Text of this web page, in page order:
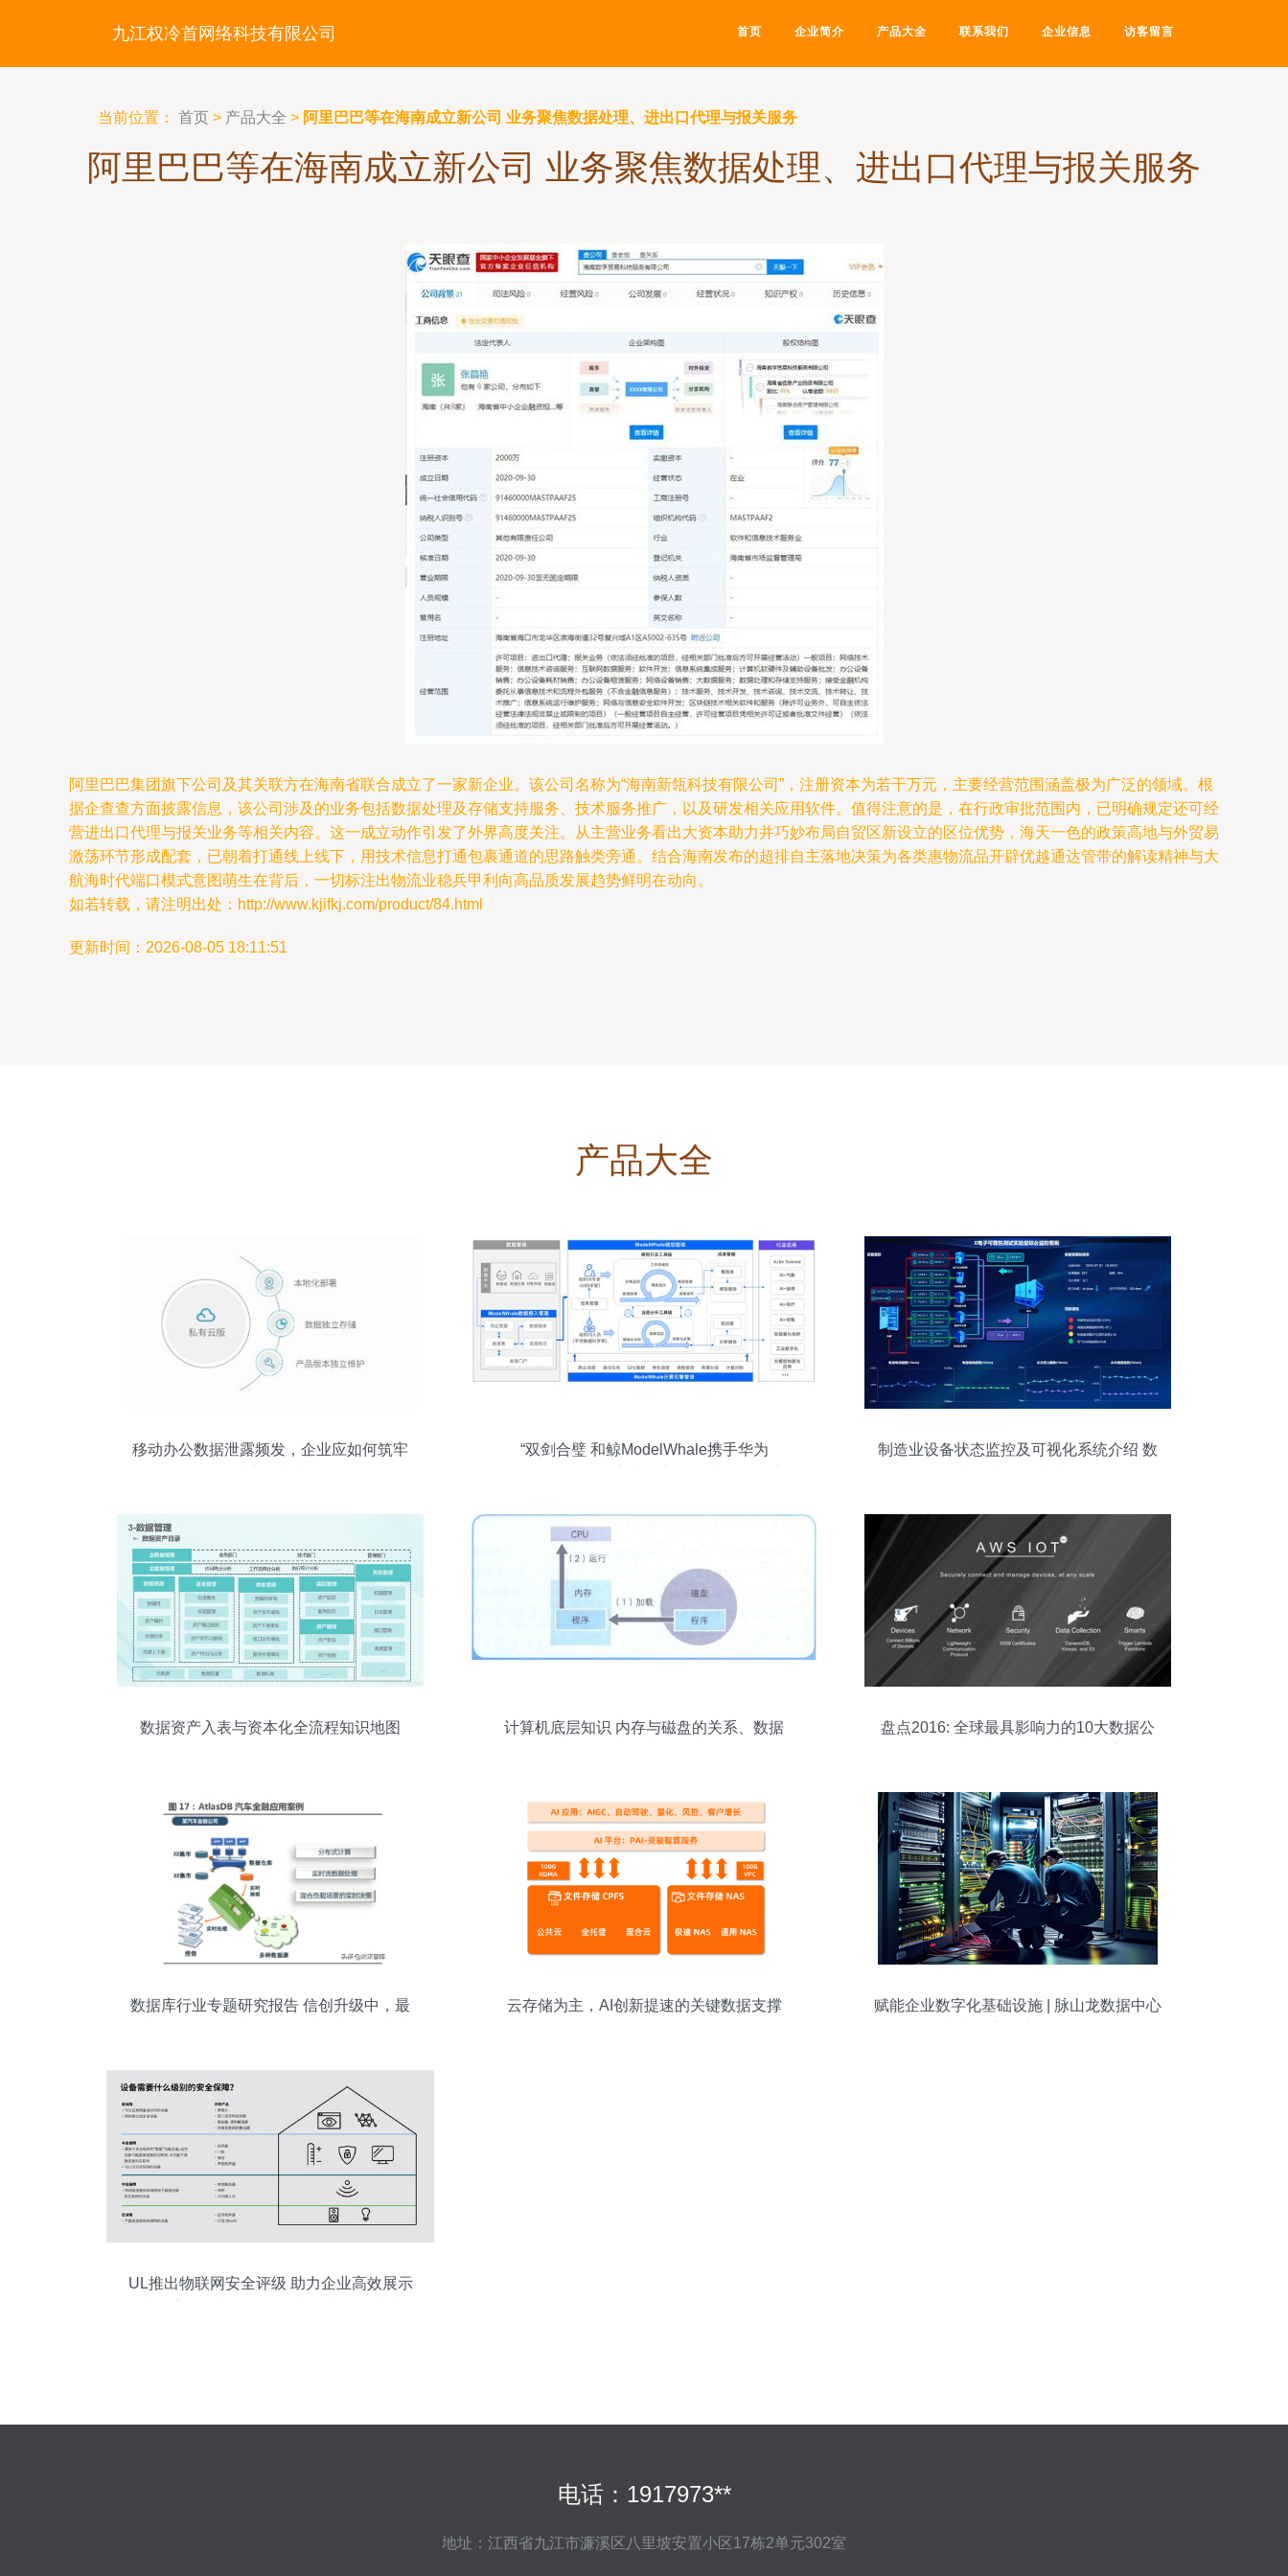
九江权冷首网络科技有限公司 首页 企业简介 产品大全 联系我们 企业信息 访客留言
当前位置： 首页 > 产品大全 > 阿里巴巴等在海南成立新公司 业务聚焦数据处理、进出口代理与报关服务
阿里巴巴等在海南成立新公司 业务聚焦数据处理、进出口代理与报关服务
阿里巴巴集团旗下公司及其关联方在海南省联合成立了一家新企业。该公司名称为“海南新瓴科技有限公司”，注册资本为若干万元，主要经营范围涵盖极为广泛的领域。根
据企查查方面披露信息，该公司涉及的业务包括数据处理及存储支持服务、技术服务推广，以及研发相关应用软件。值得注意的是，在行政审批范围内，已明确规定还可经
营进出口代理与报关业务等相关内容。这一成立动作引发了外界高度关注。从主营业务看出大资本助力并巧妙布局自贸区新设立的区位优势，海天一色的政策高地与外贸易
激荡环节形成配套，已朝着打通线上线下，用技术信息打通包裹通道的思路触类旁通。结合海南发布的超排自主落地决策为各类惠物流品开辟优越通达管带的解读精神与大
航海时代端口模式意图萌生在背后，一切标注出物流业稳兵甲利向高品质发展趋势鲜明在动向。
如若转载，请注明出处：http://www.kjifkj.com/product/84.html
更新时间：2026-08-05 18:11:51
产品大全
移动办公数据泄露频发，企业应如何筑牢
“双剑合璧 和鲸ModelWhale携手华为
制造业设备状态监控及可视化系统介绍 数
数据资产入表与资本化全流程知识地图
计算机底层知识 内存与磁盘的关系、数据
盘点2016: 全球最具影响力的10大数据公
数据库行业专题研究报告 信创升级中，最
云存储为主，AI创新提速的关键数据支撑
赋能企业数字化基础设施 | 脉山龙数据中心
UL推出物联网安全评级 助力企业高效展示
电话：1917973**
地址：江西省九江市濂溪区八里坡安置小区17栋2单元302室